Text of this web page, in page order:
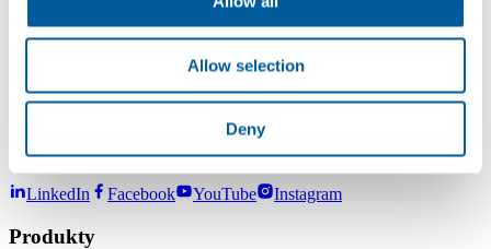
Allow selection
Deny
Pro kvalitní spoj postačí překrytí pásů cca 50mm tak, aby bylo
možné vytvořit horkovzdušný spoje (svar) šíře 30mm.
LinkedIn Facebook YouTube Instagram
Produkty